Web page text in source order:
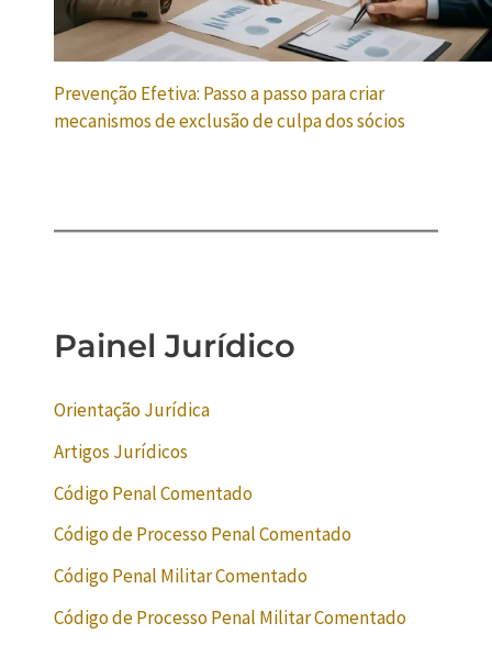
Prevenção Efetiva: Passo a passo para criar
mecanismos de exclusão de culpa dos sócios
Painel Jurídico
Orientação Jurídica
Artigos Jurídicos
Código Penal Comentado
Código de Processo Penal Comentado
Código Penal Militar Comentado
Código de Processo Penal Militar Comentado